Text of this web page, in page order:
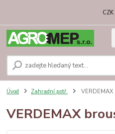
CZK
Úvod Zahradní potř. VERDEMAX
VERDEMAX